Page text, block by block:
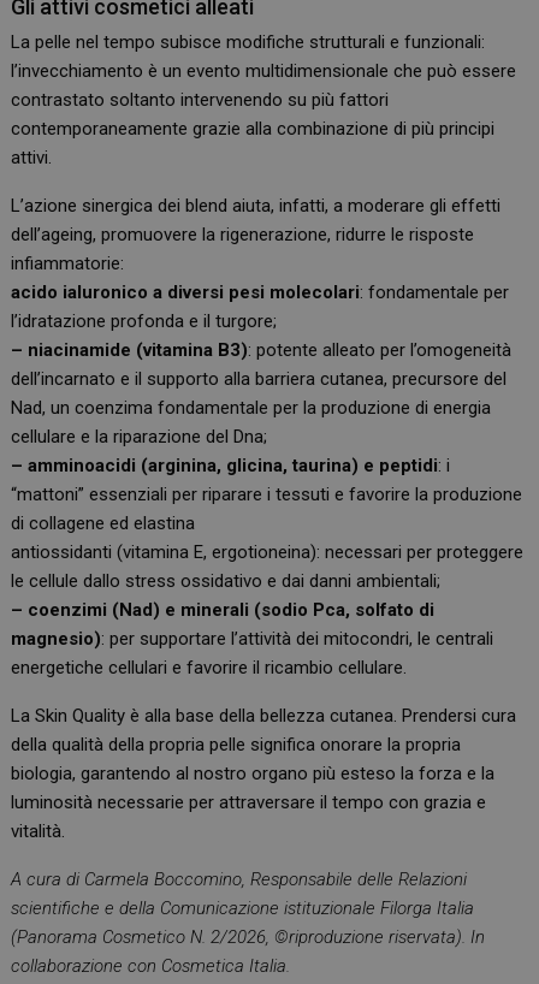
Gli attivi cosmetici alleati
La pelle nel tempo subisce modifiche strutturali e funzionali:
l’invecchiamento è un evento multidimensionale che può essere
contrastato soltanto intervenendo su più fattori
contemporaneamente grazie alla combinazione di più principi
attivi.
L’azione sinergica dei blend aiuta, infatti, a moderare gli effetti
dell’ageing, promuovere la rigenerazione, ridurre le risposte
infiammatorie:
acido ialuronico a diversi pesi molecolari: fondamentale per
l’idratazione profonda e il turgore;
– niacinamide (vitamina B3): potente alleato per l’omogeneità
dell’incarnato e il supporto alla barriera cutanea, precursore del
Nad, un coenzima fondamentale per la produzione di energia
cellulare e la riparazione del Dna;
– amminoacidi (arginina, glicina, taurina) e peptidi: i
“mattoni” essenziali per riparare i tessuti e favorire la produzione
di collagene ed elastina
antiossidanti (vitamina E, ergotioneina): necessari per proteggere
le cellule dallo stress ossidativo e dai danni ambientali;
– coenzimi (Nad) e minerali (sodio Pca, solfato di
magnesio): per supportare l’attività dei mitocondri, le centrali
energetiche cellulari e favorire il ricambio cellulare.
La Skin Quality è alla base della bellezza cutanea. Prendersi cura
della qualità della propria pelle significa onorare la propria
biologia, garantendo al nostro organo più esteso la forza e la
luminosità necessarie per attraversare il tempo con grazia e
vitalità.
A cura di Carmela Boccomino, Responsabile delle Relazioni
scientifiche e della Comunicazione istituzionale Filorga Italia
(Panorama Cosmetico N. 2/2026, ©riproduzione riservata). In
collaborazione con Cosmetica Italia.